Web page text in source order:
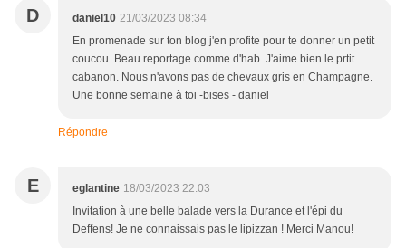
D daniel10 21/03/2023 08:34
En promenade sur ton blog j'en profite pour te donner un petit
coucou. Beau reportage comme d'hab. J'aime bien le prtit
cabanon. Nous n'avons pas de chevaux gris en Champagne.
Une bonne semaine à toi -bises - daniel
Répondre
E eglantine 18/03/2023 22:03
Invitation à une belle balade vers la Durance et l'épi du
Deffens! Je ne connaissais pas le lipizzan ! Merci Manou!